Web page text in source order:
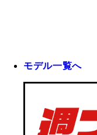
モデル一覧へ